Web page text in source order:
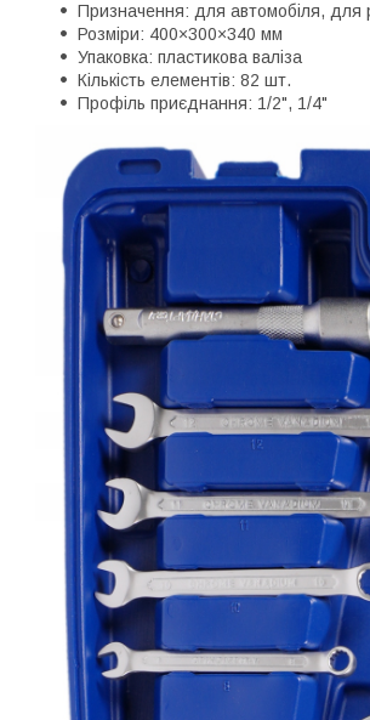
Призначення: для автомобіля, для
Розміри: 400×300×340 мм
Упаковка: пластикова валіза
Кількість елементів: 82 шт.
Профіль приєднання: 1/2", 1/4"